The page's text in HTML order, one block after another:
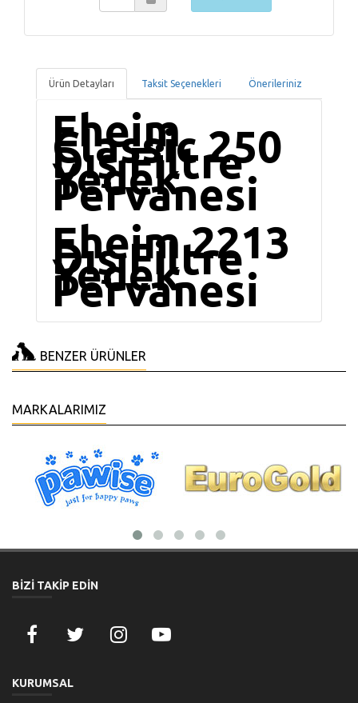
Ürün Detayları Taksit Seçenekleri Önerileriniz
Eheim
Classic 250
Dış Filtre
Yedek
Pervanesi
Eheim 2213
Dış Filtre
Yedek
Pervanesi
BENZER ÜRÜNLER
MARKALARIMIZ
BİZİ TAKİP EDİN
KURUMSAL